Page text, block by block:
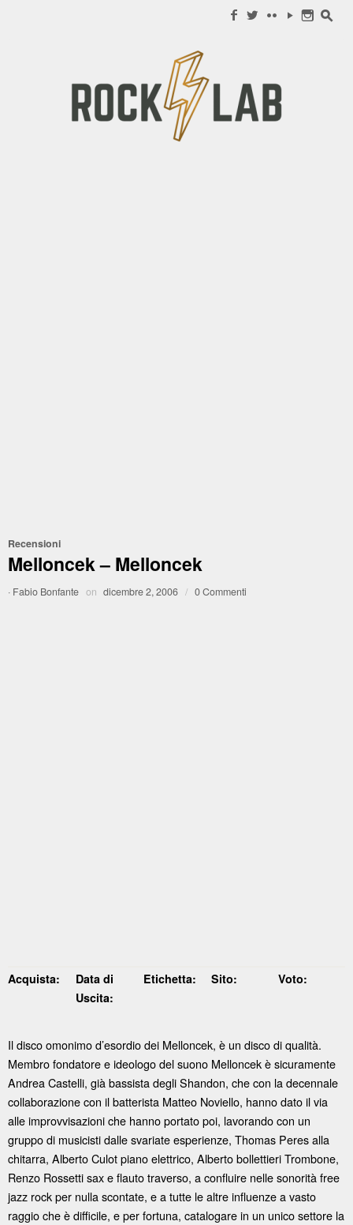
f w c y n s
Recensioni
Melloncek – Melloncek
· Fabio Bonfante on dicembre 2, 2006 / 0 Commenti
Acquista:
Data di
Uscita:
Etichetta: Sito: Voto:
Il disco omonimo d’esordio dei Melloncek, è un disco di qualità.
Membro fondatore e ideologo del suono Melloncek è sicuramente
Andrea Castelli, già bassista degli Shandon, che con la decennale
collaborazione con il batterista Matteo Noviello, hanno dato il via
alle improvvisazioni che hanno portato poi, lavorando con un
gruppo di musicisti dalle svariate esperienze, Thomas Peres alla
chitarra, Alberto Culot piano elettrico, Alberto bollettieri Trombone,
Renzo Rossetti sax e flauto traverso, a confluire nelle sonorità free
jazz rock per nulla scontate, e a tutte le altre influenze a vasto
raggio che è difficile, e per fortuna, catalogare in un unico settore la